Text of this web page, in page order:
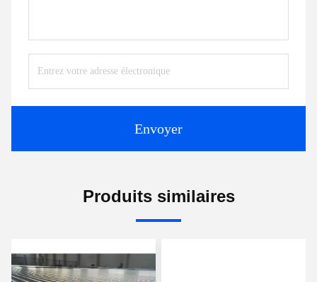
Envoyer
Produits similaires